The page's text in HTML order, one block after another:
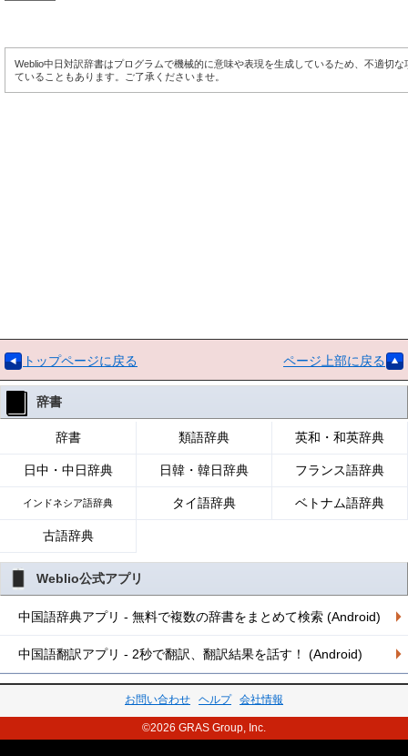
Weblio中日対訳辞書はプログラムで機械的に意味や表現を生成しているため、不適切な
ていることもあります。ご了承くださいませ。
トップページに戻る ページ上部に戻る
辞書
辞書 類語辞典 英和・和英辞典
日中・中日辞典 日韓・韓日辞典 フランス語辞典
インドネシア語辞典 タイ語辞典 ベトナム語辞典
古語辞典
Weblio公式アプリ
中国語辞典アプリ - 無料で複数の辞書をまとめて検索 (Android)
中国語翻訳アプリ - 2秒で翻訳、翻訳結果を話す！ (Android)
お問い合わせ ヘルプ 会社情報
©2026 GRAS Group, Inc.